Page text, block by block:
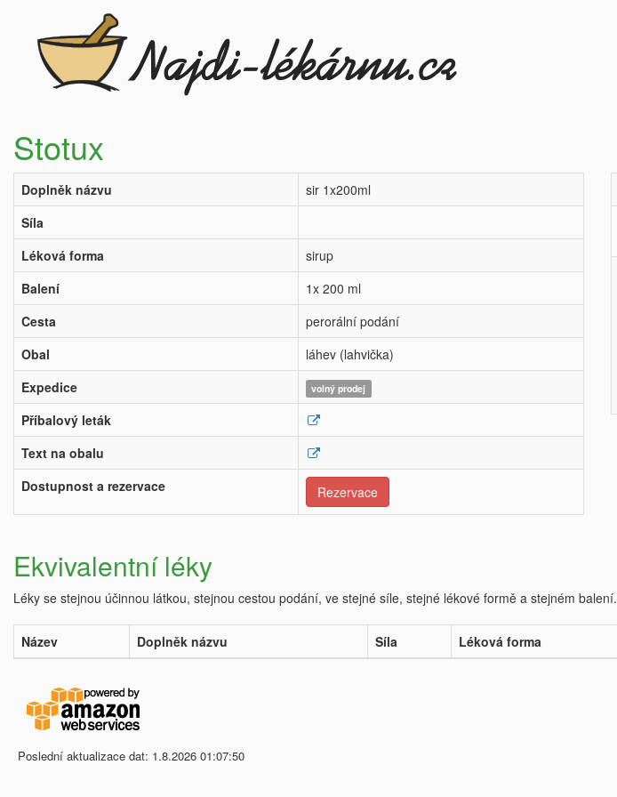
Stotux
Doplněk názvu
sir 1x200ml
Síla
Léková forma
sirup
Balení
1x 200 ml
Cesta
perorální podání
Obal
láhev (lahvička)
Expedice
volný prodej
Příbalový leták
Text na obalu
Dostupnost a rezervace
Rezervace
Ekvivalentní léky
Léky se stejnou účinnou látkou, stejnou cestou podání, ve stejné síle, stejné lékové formě a stejném balení.
Název Doplněk názvu Síla Léková forma
Poslední aktualizace dat: 1.8.2026 01:07:50